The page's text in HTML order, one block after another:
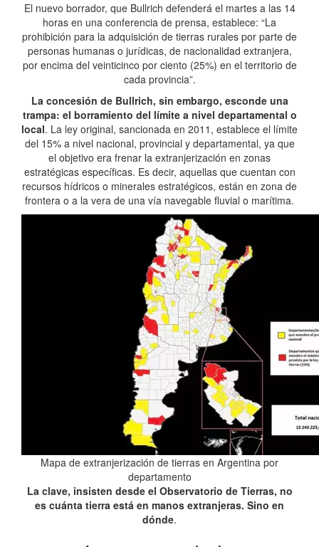
El nuevo borrador, que Bullrich defenderá el martes a las 14
horas en una conferencia de prensa, establece: “La
prohibición para la adquisición de tierras rurales por parte de
personas humanas o jurídicas, de nacionalidad extranjera,
por encima del veinticinco por ciento (25%) en el territorio de
cada provincia”.
La concesión de Bullrich, sin embargo, esconde una
trampa: el borramiento del límite a nivel departamental o
local. La ley original, sancionada en 2011, establece el límite
del 15% a nivel nacional, provincial y departamental, ya que
el objetivo era frenar la extranjerización en zonas
estratégicas específicas. Es decir, aquellas que cuentan con
recursos hídricos o minerales estratégicos, están en zona de
frontera o a la vera de una vía navegable fluvial o marítima.
Mapa de extranjerización de tierras en Argentina por
departamento
La clave, insisten desde el Observatorio de Tierras, no
es cuánta tierra está en manos extranjeras. Sino en
dónde.